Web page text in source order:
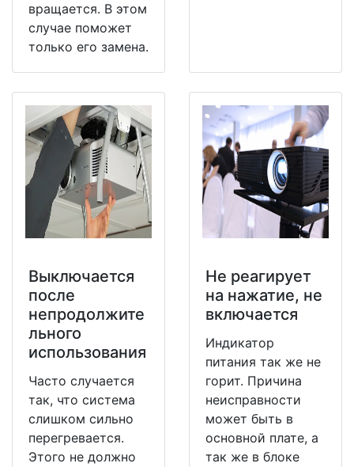
вращается. В этом
случае поможет
только его замена.
Выключается
после
непродолжите
льного
использования
Часто случается
так, что система
слишком сильно
перегревается.
Этого не должно
Не реагирует
на нажатие, не
включается
Индикатор
питания так же не
горит. Причина
неисправности
может быть в
основной плате, а
так же в блоке